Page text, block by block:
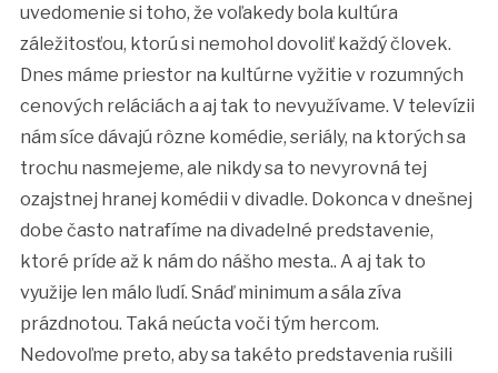
uvedomenie si toho, že voľakedy bola kultúra
záležitosťou, ktorú si nemohol dovoliť každý človek.
Dnes máme priestor na kultúrne vyžitie v rozumných
cenových reláciách a aj tak to nevyužívame. V televízii
nám síce dávajú rôzne komédie, seriály, na ktorých sa
trochu nasmejeme, ale nikdy sa to nevyrovná tej
ozajstnej hranej komédii v divadle. Dokonca v dnešnej
dobe často natrafíme na divadelné predstavenie,
ktoré príde až k nám do nášho mesta.. A aj tak to
využije len málo ľudí. Snáď minimum a sála zíva
prázdnotou. Taká neúcta voči tým hercom.
Nedovoľme preto, aby sa takéto predstavenia rušili